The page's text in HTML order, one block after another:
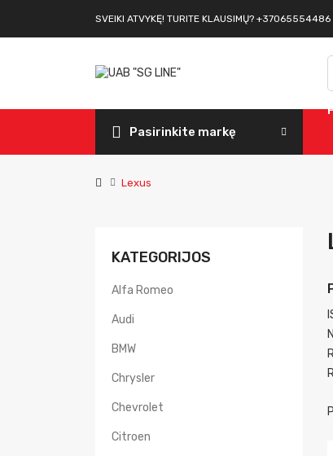
SVEIKI ATVYKĘ! TURITE KLAUSIMŲ? +37065554486
Pasirinkite markę
Lexus
KATEGORIJOS
Alfa Romeo
Audi
BMW
Chrysler
Chevrolet
Citroen